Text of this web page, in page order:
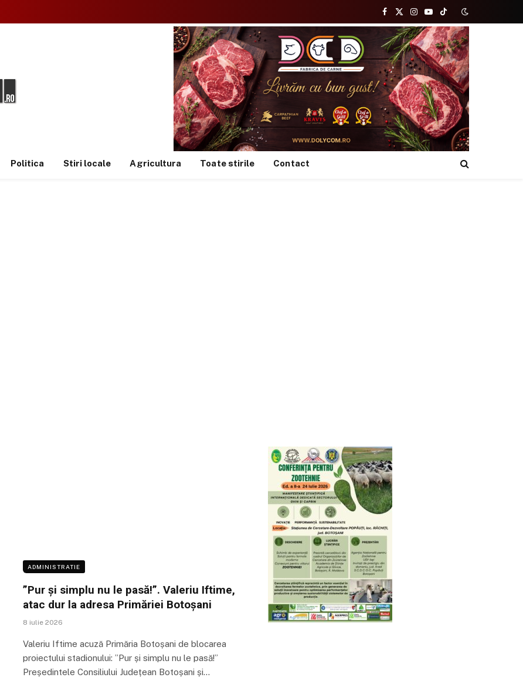
Facebook
X
(Twitter)
Instagram
YouTubeTikTok
Politica Stiri locale Agricultura Toate stirile Contact
ADMINISTRATIE
”Pur și simplu nu le pasă!”. Valeriu Iftime,
atac dur la adresa Primăriei Botoșani
8 iulie 2026
Valeriu Iftime acuză Primăria Botoșani de blocarea
proiectului stadionului: ”Pur și simplu nu le pasă!”
Președintele Consiliului Județean Botoșani și…